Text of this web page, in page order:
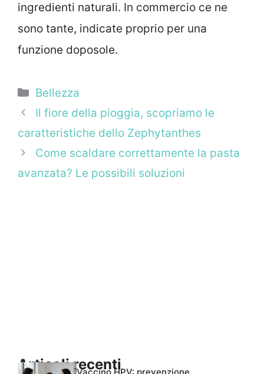
ingredienti naturali. In commercio ce ne
sono tante, indicate proprio per una
funzione doposole.
Categorie
Bellezza
Il fiore della pioggia, scopriamo le
caratteristiche dello Zephytanthes
Come scaldare correttamente la pasta
avanzata? Le possibili soluzioni
Articoli recenti